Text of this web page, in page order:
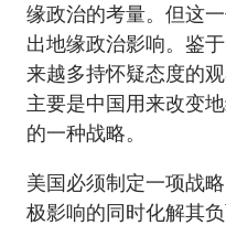
缘政治的考量。但这
出地缘政治影响。鉴
来越多持怀疑态度的
主要是中国用来改变
的一种战略。
美国必须制定一项战
极影响的同时化解其